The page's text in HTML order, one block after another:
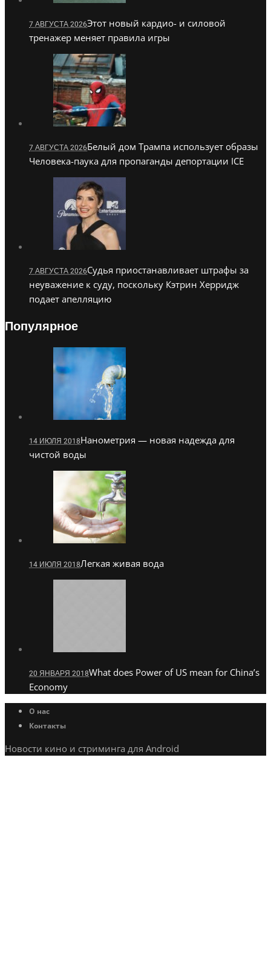
7 АВГУСТА 2026Этот новый кардио- и силовой
тренажер меняет правила игры
7 АВГУСТА 2026Белый дом Трампа использует образы
Человека-паука для пропаганды депортации ICE
7 АВГУСТА 2026Судья приостанавливает штрафы за
неуважение к суду, поскольку Кэтрин Херридж
подает апелляцию
Популярное
14 ИЮЛЯ 2018Нанометрия — новая надежда для
чистой воды
14 ИЮЛЯ 2018Легкая живая вода
20 ЯНВАРЯ 2018What does Power of US mean for China’s
Economy
О нас
Контакты
Новости кино и стриминга для Android